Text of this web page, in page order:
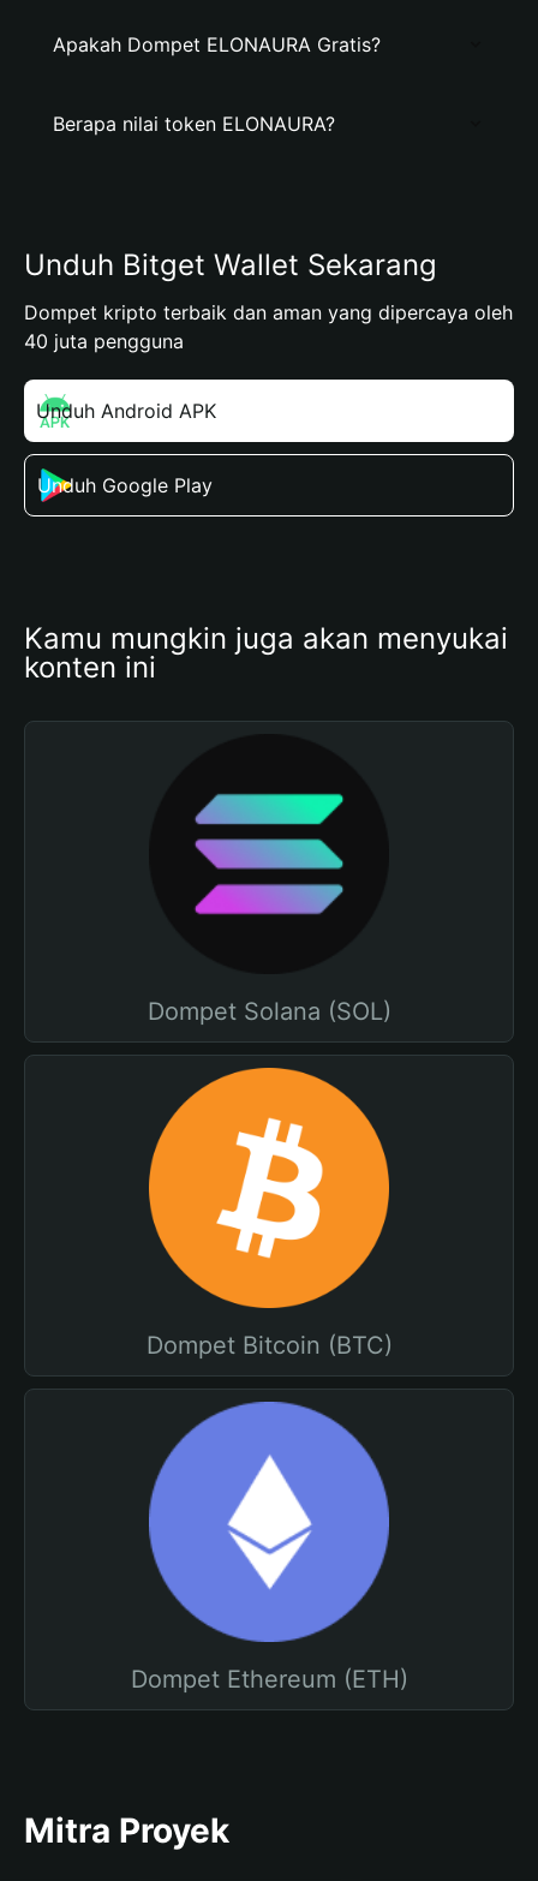
Apakah Dompet ELONAURA Gratis?
Berapa nilai token ELONAURA?
Unduh Bitget Wallet Sekarang
Dompet kripto terbaik dan aman yang dipercaya oleh
40 juta pengguna
Unduh Android APK
Unduh Google Play
Kamu mungkin juga akan menyukai
konten ini
Dompet Solana (SOL)
Dompet Bitcoin (BTC)
Dompet Ethereum (ETH)
Mitra Proyek